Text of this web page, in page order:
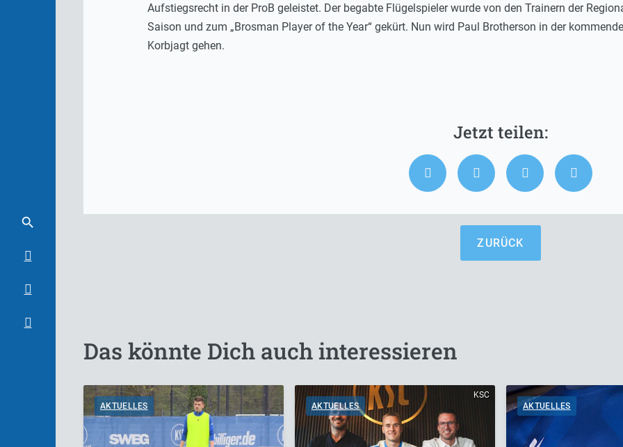
Aufstiegsrecht in der ProB geleistet. Der begabte Flügelspieler wurde von den Trainern der
Saison und zum „Brosman Player of the Year“ gekürt. Nun wird Paul Brotherson in der
Korbjagt gehen.
ZURÜCK
Das könnte Dich auch interessieren
AKTUELLES
KSC
AKTUELLES
AKTUELLES